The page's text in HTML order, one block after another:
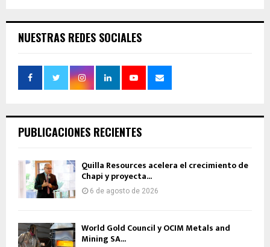
NUESTRAS REDES SOCIALES
PUBLICACIONES RECIENTES
Quilla Resources acelera el crecimiento de
Chapi y proyecta...
6 de agosto de 2026
World Gold Council y OCIM Metals and
Mining SA...